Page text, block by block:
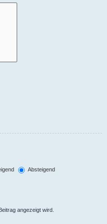
Absteigend
angezeigt wird.